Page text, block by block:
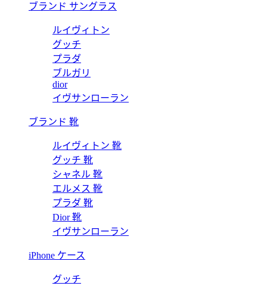
ブランド サングラス
ルイヴィトン
グッチ
プラダ
ブルガリ
dior
イヴサンローラン
ブランド 靴
ルイヴィトン 靴
グッチ 靴
シャネル 靴
エルメス 靴
プラダ 靴
Dior 靴
イヴサンローラン
iPhone ケース
グッチ